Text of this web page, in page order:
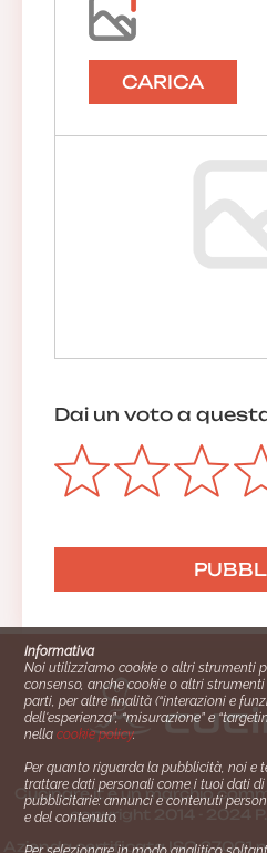
CARICA
Dai un voto a
Cucinare.it è un marchio
copyright 2014 - 2024
Azienda certiﬁcata ISO 27001
Informativa
Noi utilizziamo cookie o altri strumenti
consenso, anche cookie o altri
parti, per altre finalità (“interazioni e
dell'esperienza”, “misurazione” e
nellacookie policy.
Per quanto riguarda la pubblicità, noi e
trattare dati personali come i tuoi dati
pubblicitarie: annunci e contenuti
e del contenuto.